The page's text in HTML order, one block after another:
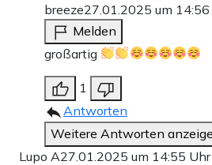
breeze27.01.2025 um
Melden
großartig
1
Antworten
Weitere Antworten
Lupo A27.01.2025 um 14:55 Uhr